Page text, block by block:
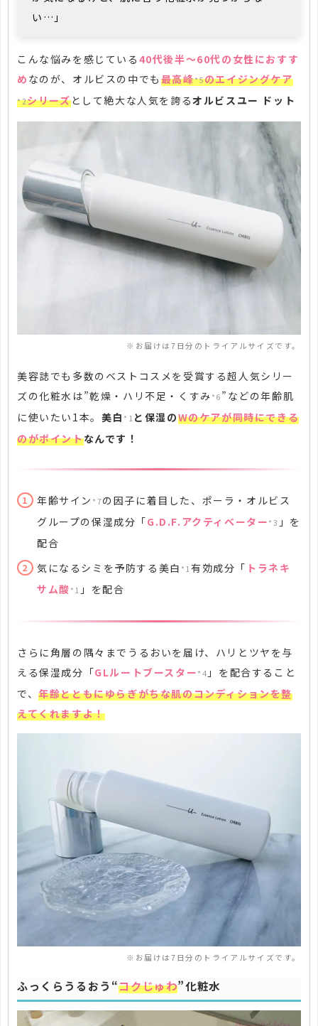
い…」
こんな悩みを感じている 40代後半～60代の女性におすす
め なのが、オルビスの中でも 最高峰*5のエイジングケア
*2シリーズとして絶大な人気を誇るオルビスユー ドット
※お届けは7日分のトライアルサイズです。
美容誌でも多数のベストコスメを受賞する超人気シリー
ズの化粧水は”乾燥・ハリ不足・くすみ *6 ”などの年齢肌
に使いたい1本。 美白 *1 と保湿のWのケアが同時にできる
のがポイントなんです！
年齢サイン *7の因子に着目した、ポーラ・オルビス
グループの保湿成分「G.D.F.アクティベーター *3 」を
配合
気になるシミを予防する美白 *1有効成分「 トラネキ
サム酸 *1 」を配合
さらに角層の隅々までうるおいを届け、ハリとツヤを与
える保湿成分「GLルートブースター *4 」を配合すること
で、年齢とともにゆらぎがちな肌のコンディションを整
えてくれますよ！
※お届けは7日分のトライアルサイズです。
ふっくらうるおう“コクじゅわ”化粧水